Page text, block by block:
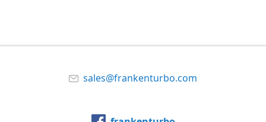
sales@frankenturbo.com